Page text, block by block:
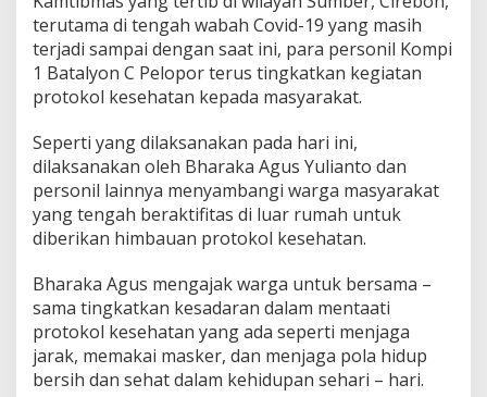
m
o
b
o
l
a
J
b
a
r
e
n
c
a
r
k
terutama di tengah wabah Covid-19 yang masih
terjadi sampai dengan saat ini, para personil Kompi
1 Batalyon C Pelopor terus tingkatkan kegiatan
protokol kesehatan kepada masyarakat.
Seperti yang dilaksanakan pada hari ini,
dilaksanakan oleh Bharaka Agus Yulianto dan
personil lainnya menyambangi warga masyarakat
yang tengah beraktifitas di luar rumah untuk
diberikan himbauan protokol kesehatan.
Bharaka Agus mengajak warga untuk bersama –
sama tingkatkan kesadaran dalam mentaati
protokol kesehatan yang ada seperti menjaga
jarak, memakai masker, dan menjaga pola hidup
bersih dan sehat dalam kehidupan sehari – hari.